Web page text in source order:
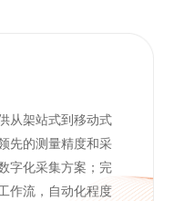
从架站式到移动式
先的测量精度和采
字化采集方案；完
作流，自动化程度